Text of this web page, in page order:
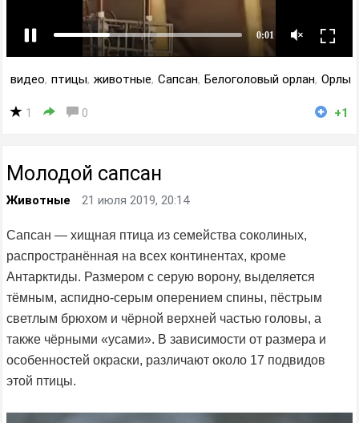
видео, птицы, животные, Сапсан, Белоголовый орлан, Орлы
1 0 +1
Молодой сапсан
Животные 21 июля 2019, 20:14
Сапсан — хищная птица из семейства соколиных,
распространённая на всех континентах, кроме
Антарктиды. Размером с серую ворону, выделяется
тёмным, аспидно-серым оперением спины, пёстрым
светлым брюхом и чёрной верхней частью головы, а
также чёрными «усами». В зависимости от размера и
особенностей окраски, различают около 17 подвидов
этой птицы.